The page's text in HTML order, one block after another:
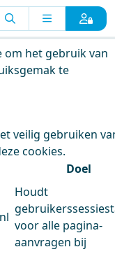
van
om het gebruik van
te
veilig gebruiken
cookies.
Doel
Houdt
voor alle pagina-
aanvragen bij